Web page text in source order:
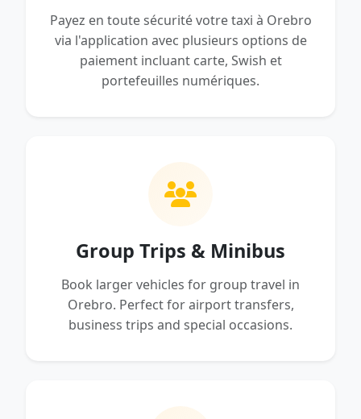
Payez en toute sécurité votre taxi à Orebro
via l'application avec plusieurs options de
paiement incluant carte, Swish et
portefeuilles numériques.
Group Trips & Minibus
Book larger vehicles for group travel in
Orebro. Perfect for airport transfers,
business trips and special occasions.